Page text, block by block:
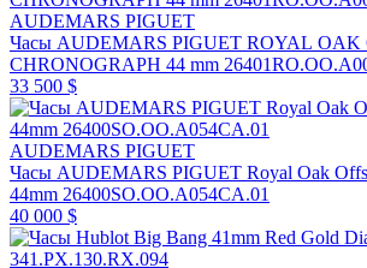
AUDEMARS PIGUET
Часы AUDEMARS PIGUET ROYAL OAK
CHRONOGRAPH 44 mm
33 500 $
AUDEMARS PIGUET
Часы AUDEMARS PIGUET Royal Oak
44mm 26400SO.OO.A054CA.01
40 000 $